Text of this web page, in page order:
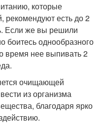
которые
рекомендуют есть до 2
Если же вы решили
боитесь однообразного
время нее выпивать 2
очищающей
из организма
благодаря ярко